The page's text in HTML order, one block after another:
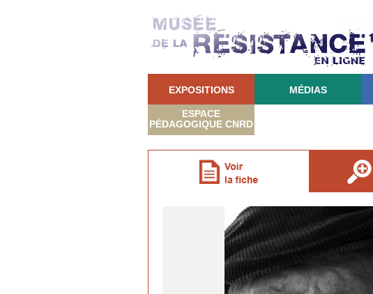
EXPOSITIONS MÉDIAS
ESPACE
PÉDAGOGIQUE CNRD